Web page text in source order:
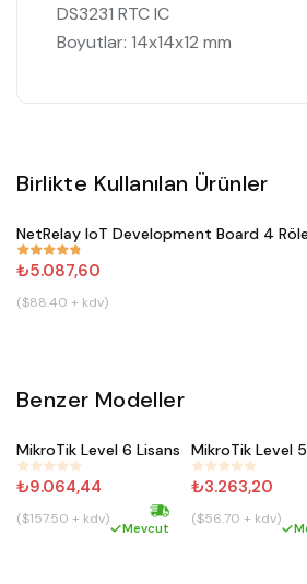
DS3231 RTC IC
Boyutlar: 14x14x12 mm
Birlikte Kullanılan Ürünler
#382
NetRelay IoT Development Board 4
₺5.087,60
($88.40 + kdv)
Benzer Modeller
#406
Satın Al
MikroTik Level 6 Lisans
₺9.064,44
($157.50 + kdv) Hızlı kargo
Mevcut
#405
MikroTik Level
₺3.263,20
($56.70 + kdv)